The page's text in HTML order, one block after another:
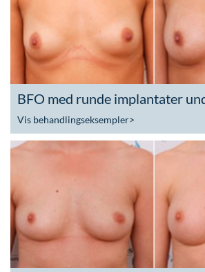
BFO med runde implantater
Vis behandlingseksempler>